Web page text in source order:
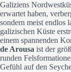
Galiziens
erwartet haben,
sondern meist endlos
galizischen Küste
einem spannenden
de Arousa ist der
runden
Gefühl auf den